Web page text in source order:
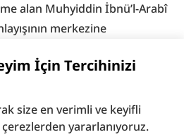
İçin Tercihinizi
size en verimli ve keyifli
yararlanıyoruz.
alan Muhyiddin İbnü’l-Arabî
merkezine
yerlerle ilgili çeşitli bilgiler
belli bir hiyerarşi vardır.
aktâb, gavs, gavs-ı
Öte yandan kalbini